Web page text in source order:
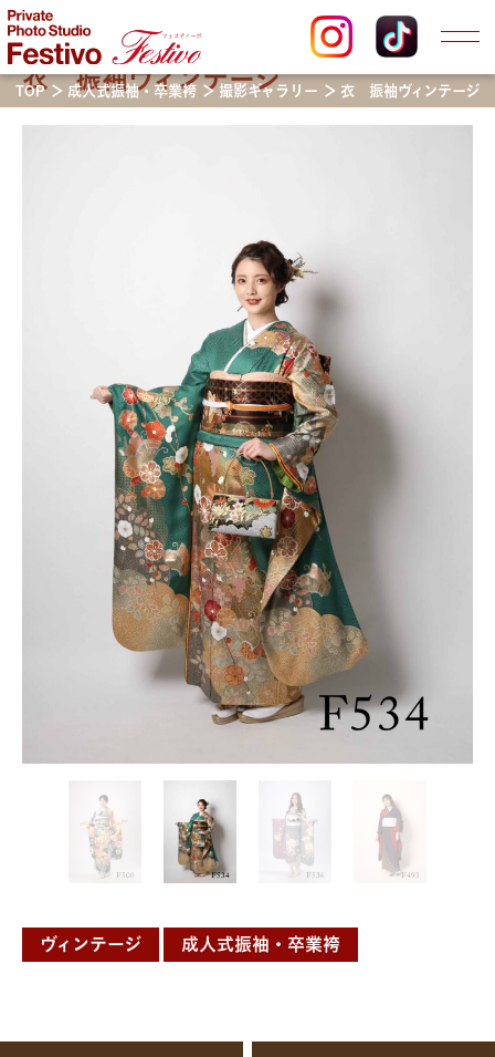
TOP 成人式振袖・卒業袴 撮影ギャラリー 衣 振袖ヴィンテージ
衣 振袖ヴィンテージ
ヴィンテージ 成人式振袖・卒業袴